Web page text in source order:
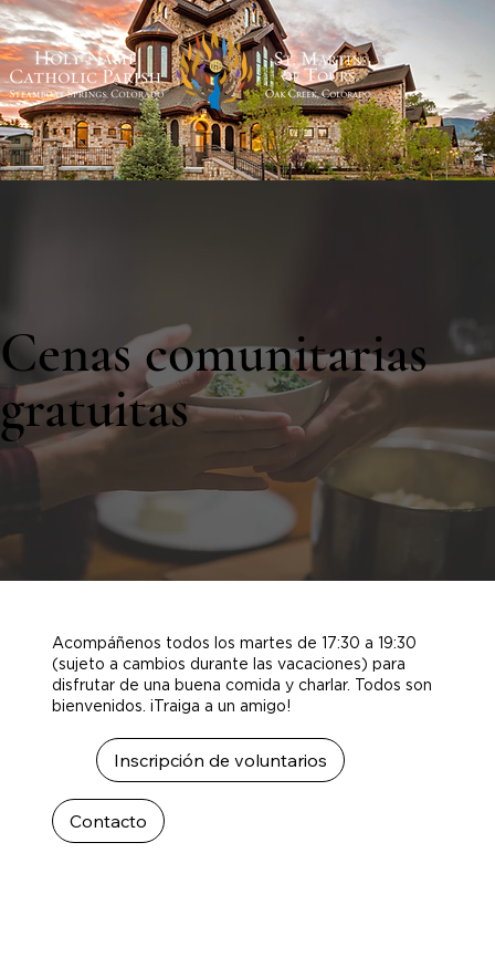
Cenas comunitarias
gratuitas
Acompáñenos todos los martes de 17:30 a 19:30
(sujeto a cambios durante las vacaciones) para
disfrutar de una buena comida y charlar. Todos son
bienvenidos. ¡Traiga a un amigo!
Inscripción de voluntarios
Contacto